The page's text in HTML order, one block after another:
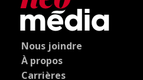
Nous joindre
À propos
Carrières